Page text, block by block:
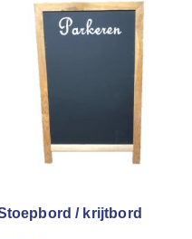
/ krijtbord